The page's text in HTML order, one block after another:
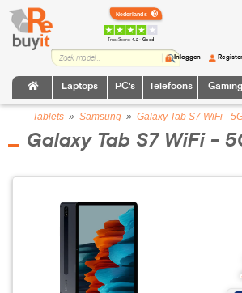
TrustScore:4.2 • Goed
Laptops PC's Telefoons Gaming
Inloggen
Tablets » Samsung » Galaxy Tab S7 WiFi -
Galaxy Tab S7 WiFi -